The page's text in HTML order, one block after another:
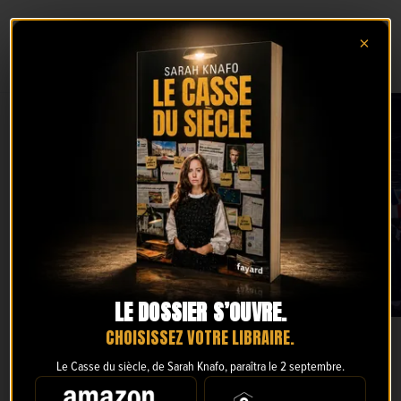
Mentions légales
Mentions légales
Informations légales
Éditeur du site
×
LE DOSSIER S’OUVRE.
CHOISISSEZ VOTRE LIBRAIRE.
Le Casse du siècle, de Sarah Knafo, paraîtra le 2 septembre.